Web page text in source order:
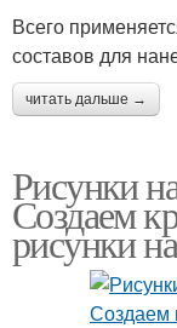
Всего
составов для
читать дальше →
Рисунки
Создаем
рисунки